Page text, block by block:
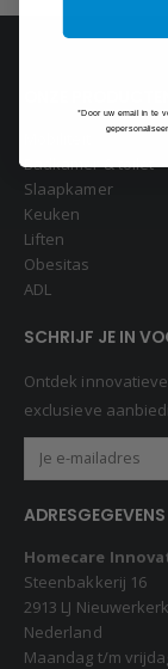
Badkamer & toilet
Slaapkamer
Keuken
Liften
Obesitas
ADL
SCHRIJF JE IN
Ontdek
exclusieve
ADRESGEGEVENS
Homecare
Steenbakkerij 16
2913 LJ
Nederland
Maandag t/m
*Door uw email in te